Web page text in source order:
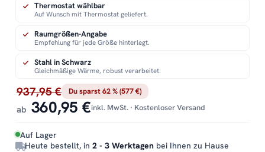
937,95 € Du sparst 62 % (577 €)
ab 360,95 €inkl. MwSt. · Kostenloser Versand
Auf Lager
Heute bestellt, in 2 - 3 Werktagen bei Ihnen zu Hause
Thermostat wählbar
Auf Wunsch mit Thermostat geliefert.
Raumgrößen-Angabe
Empfehlung für jede Größe hinterlegt.
Stahl in Schwarz
Gleichmäßige Wärme, robust verarbeitet.